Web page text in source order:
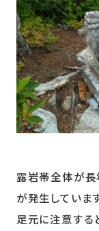
露岩帯全体が
が発生しています
足元に注意する